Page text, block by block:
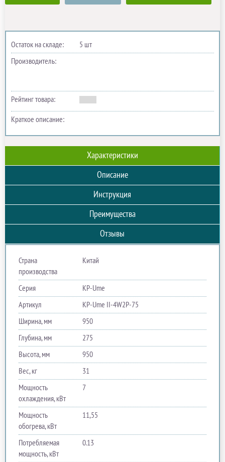
Остаток на складе:
5 шт
Производитель:
Рейтинг товара:
Краткое описание:
Характеристики
Описание
Инструкция
Преимущества
Отзывы
Страна
производства
Китай
Серия
KP-Ume
Артикул
KP-Ume II-4W2P-75
Ширина, мм
950
Глубина, мм
275
Высота, мм
950
Вес, кг
31
Мощность
охлаждения, кВт
7
Мощность
обогрева, кВт
11,55
Потребляемая
мощность, кВт
0.13